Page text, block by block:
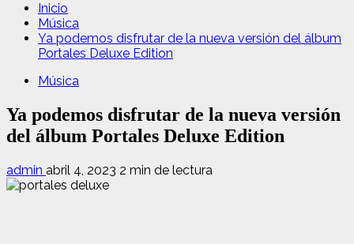
Inicio
Música
Ya podemos disfrutar de la nueva versión del álbum
Portales Deluxe Edition
Música
Ya podemos disfrutar de la nueva versión
del álbum Portales Deluxe Edition
admin abril 4, 2023 2 min de lectura